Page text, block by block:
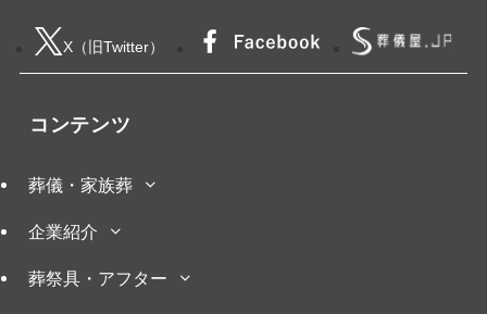
X（旧Twitter）
コンテンツ
葬儀・家族葬
企業紹介
葬祭具・アフター